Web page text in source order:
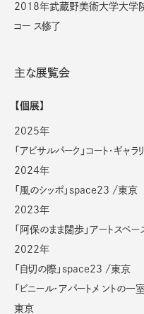
2018年武蔵野美術大学大学
コー ス修了
主な展覧会
【個展】
2025年
「アビサルパーク」コート・ギャ
2024年
「風のシッポ」space23 /東京
2023年
「阿保のまま闊歩」アートスペ
2022年
「自切の際」space23 /東京
「ビニール・アパートメ ントの
東京